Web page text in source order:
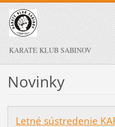
KARATE KLUB SABINOV
Novinky
Letné sústredenie